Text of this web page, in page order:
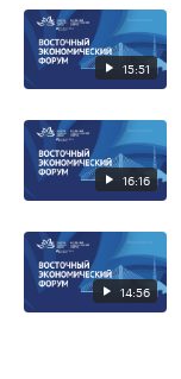
15:51
16:16
14:56